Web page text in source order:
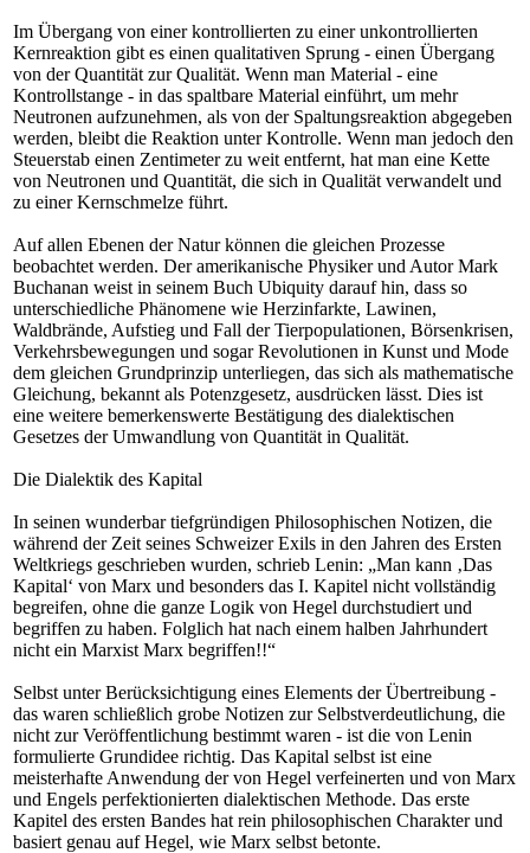
Im Übergang von einer kontrollierten zu einer unkontrollierten
Kernreaktion gibt es einen qualitativen Sprung - einen Übergang
von der Quantität zur Qualität. Wenn man Material - eine
Kontrollstange - in das spaltbare Material einführt, um mehr
Neutronen aufzunehmen, als von der Spaltungsreaktion abgegeben
werden, bleibt die Reaktion unter Kontrolle. Wenn man jedoch den
Steuerstab einen Zentimeter zu weit entfernt, hat man eine Kette
von Neutronen und Quantität, die sich in Qualität verwandelt und
zu einer Kernschmelze führt.
Auf allen Ebenen der Natur können die gleichen Prozesse
beobachtet werden. Der amerikanische Physiker und Autor Mark
Buchanan weist in seinem Buch Ubiquity darauf hin, dass so
unterschiedliche Phänomene wie Herzinfarkte, Lawinen,
Waldbrände, Aufstieg und Fall der Tierpopulationen, Börsenkrisen,
Verkehrsbewegungen und sogar Revolutionen in Kunst und Mode
dem gleichen Grundprinzip unterliegen, das sich als mathematische
Gleichung, bekannt als Potenzgesetz, ausdrücken lässt. Dies ist
eine weitere bemerkenswerte Bestätigung des dialektischen
Gesetzes der Umwandlung von Quantität in Qualität.
Die Dialektik des Kapital
In seinen wunderbar tiefgründigen Philosophischen Notizen, die
während der Zeit seines Schweizer Exils in den Jahren des Ersten
Weltkriegs geschrieben wurden, schrieb Lenin: „Man kann ‚Das
Kapital‘ von Marx und besonders das I. Kapitel nicht vollständig
begreifen, ohne die ganze Logik von Hegel durchstudiert und
begriffen zu haben. Folglich hat nach einem halben Jahrhundert
nicht ein Marxist Marx begriffen!!“
Selbst unter Berücksichtigung eines Elements der Übertreibung -
das waren schließlich grobe Notizen zur Selbstverdeutlichung, die
nicht zur Veröffentlichung bestimmt waren - ist die von Lenin
formulierte Grundidee richtig. Das Kapital selbst ist eine
meisterhafte Anwendung der von Hegel verfeinerten und von Marx
und Engels perfektionierten dialektischen Methode. Das erste
Kapitel des ersten Bandes hat rein philosophischen Charakter und
basiert genau auf Hegel, wie Marx selbst betonte.